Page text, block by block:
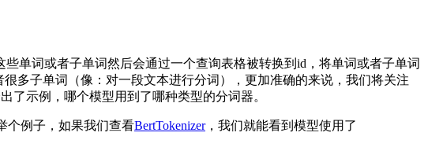
单词或者子单词然后会通过一个查询表格被转换到id，将单词或者子单词
多子单词（像：对一段文本进行分词），更加准确的来说，我们将关注
出了示例，哪个模型用到了哪种类型的分词器。
个例子，如果我们查看BertTokenizer，我们就能看到模型使用了